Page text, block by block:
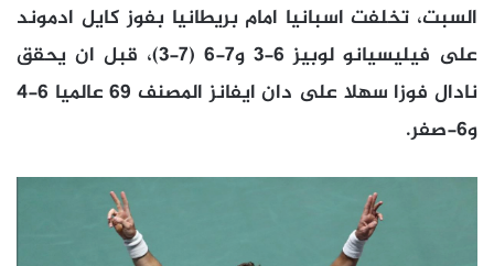
السبت، تخلفت اسبانيا امام بريطانيا بفوز كايل ادموند
على فيليسيانو لوبيز 6-3 و7-6 (7-3)، قبل ان يحقق
نادال فوزا سهلا على دان ايفانز المصنف 69 عالميا 6-4
و6-صفر.